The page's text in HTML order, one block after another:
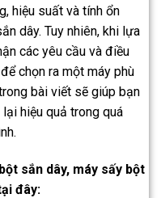
hiệu suất và tính ổn
dây. Tuy nhiên, khi lựa
các yêu cầu và điều
chọn ra một máy phù
bài viết sẽ giúp bạn
hiệu quả trong quá
sắn dây, máy sấy bột
đây: